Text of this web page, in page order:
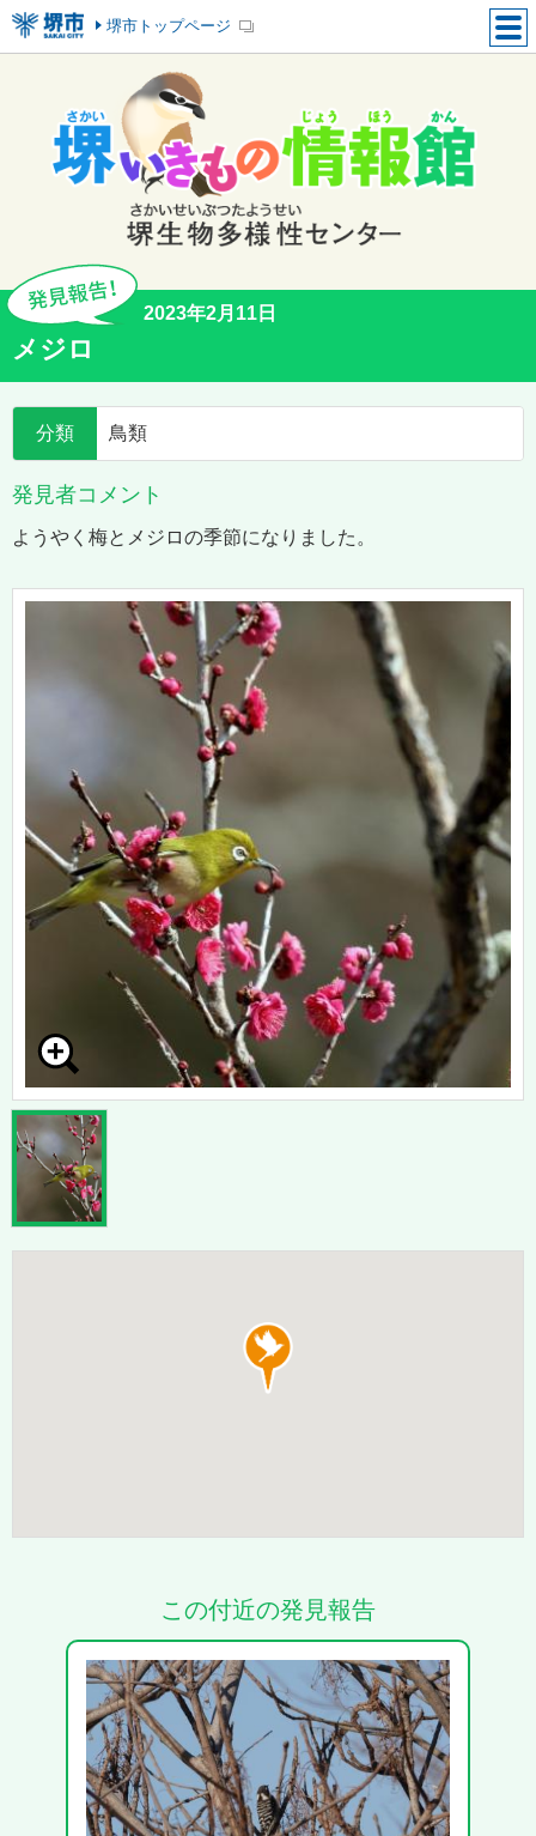
堺市トップページ
2023年2月11日
メジロ
分類 鳥類
発見者コメント
ようやく梅とメジロの季節になりました。
この付近の発見報告